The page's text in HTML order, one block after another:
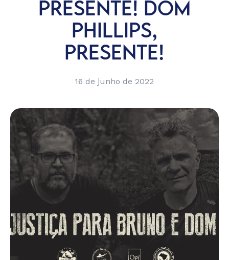
PRESENTE! DOM
PHILLIPS,
PRESENTE!
16 de junho de 2022